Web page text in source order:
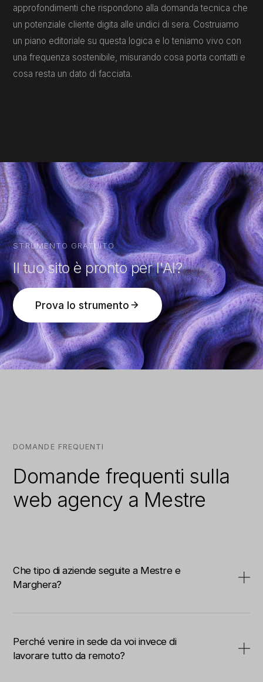
Home
approfondimenti che rispondono alla domanda tecnica che
un potenziale cliente digita alle undici di sera. Costruiamo
un piano editoriale su questa logica e lo teniamo vivo con
una frequenza sostenibile, misurando cosa porta contatti e
cosa resta un dato di facciata.
STRUMENTO GRATUITO
Il tuo sito è pronto per l'AI?
Prova lo strumento
DOMANDE FREQUENTI
Domande frequenti sulla
web agency a Mestre
Che tipo di aziende seguite a Mestre e
Marghera?
vendono ad altre aziende, spesso con una quota di
export, che hanno bisogno di cataloghi e schede
Perché venire in sede da voi invece di
lavorare tutto da remoto?